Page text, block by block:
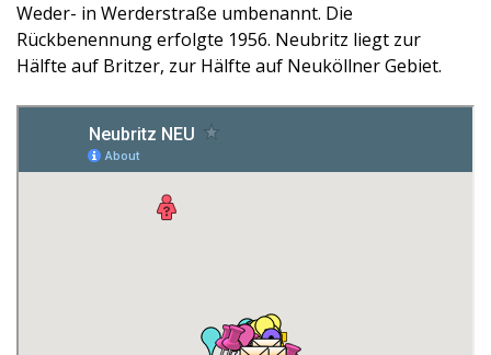
Weder- in Werderstraße umbenannt. Die
Rückbenennung erfolgte 1956. Neubritz liegt zur
Hälfte auf Britzer, zur Hälfte auf Neuköllner Gebiet.